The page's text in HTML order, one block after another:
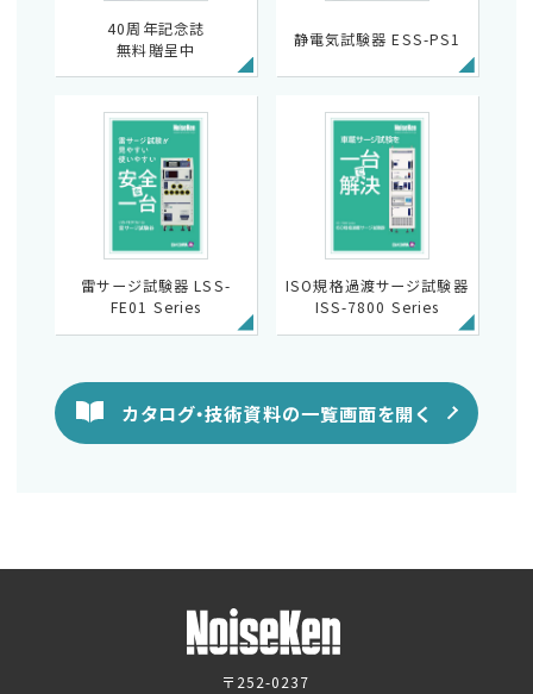
40周年記念誌
無料贈呈中
静電気試験器 ESS-PS1
雷サージ試験器 LSS-
FE01 Series
ISO規格過渡サージ試験器
ISS-7800 Series
カタログ・技術資料の一覧画面を開く
〒252-0237